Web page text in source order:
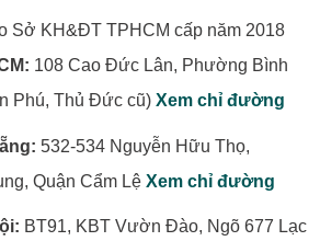
Sở KH&ĐT TPHCM cấp năm 2018
108 Cao Đức Lân, Phường Bình
Phú, Thủ Đức cũ) Xem chỉ đường
532-534 Nguyễn Hữu Thọ,
Quận Cẩm Lệ Xem chỉ đường
BT91, KBT Vườn Đào, Ngõ 677 Lạc